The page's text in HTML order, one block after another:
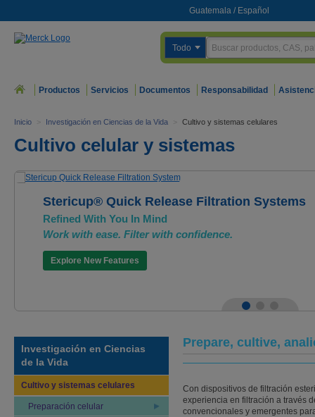
Guatemala / Español
Todo
Productos Servicios Documentos Responsabilidad
Inicio > Investigación en Ciencias de la Vida > Cultivo y sistemas celulares
Cultivo celular y sistemas
Stericup® Quick Release Filtration Systems
Refined With You In Mind
Work with ease. Filter with confidence.
Explore New Features
Investigación en Ciencias
de la Vida
Cultivo y sistemas celulares
Preparación celular
Prepare, cultive,
Con dispositivos de filtración
experiencia en filtración a través
convencionales y emergentes